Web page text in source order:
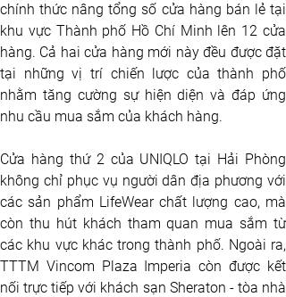
chính thức nâng tổng số cửa hàng bán lẻ tại
khu vực Thành phố Hồ Chí Minh lên 12 cửa
hàng. Cả hai cửa hàng mới này đều được đặt
tại những vị trí chiến lược của thành phố
nhằm tăng cường sự hiện diện và đáp ứng
nhu cầu mua sắm của khách hàng.
Cửa hàng thứ 2 của UNIQLO tại Hải Phòng
không chỉ phục vụ người dân địa phương với
các sản phẩm LifeWear chất lượng cao, mà
còn thu hút khách tham quan mua sắm từ
các khu vực khác trong thành phố. Ngoài ra,
TTTM Vincom Plaza Imperia còn được kết
nối trực tiếp với khách sạn Sheraton - tòa nhà